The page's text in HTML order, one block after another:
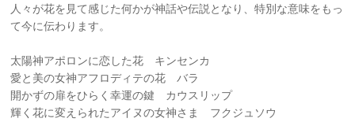
人々が花を見て感じた何かが神話や伝説となり、特別な意味をもっ
て今に伝わります。
太陽神アポロンに恋した花 キンセンカ
愛と美の女神アフロディテの花 バラ
開かずの扉をひらく幸運の鍵 カウスリップ
輝く花に変えられたアイヌの女神さま フクジュソウ